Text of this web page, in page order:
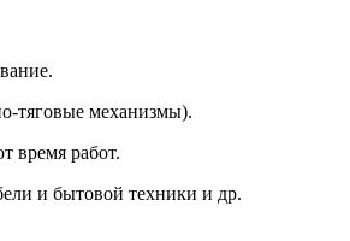
тяговые механизмы).
время работ.
и бытовой техники и др.